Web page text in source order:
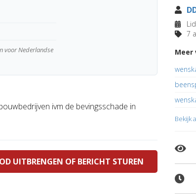
voor Nederlandse
ivm de bevingsschade in
UITBRENGEN OF BERICHT STUREN
7
Meer
Bekijk